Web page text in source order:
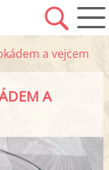
a vejcem
A